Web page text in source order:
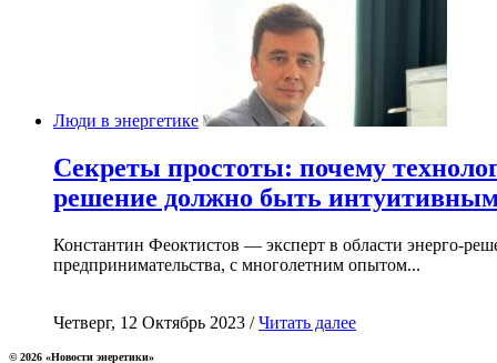
Люди в энергетике
Секреты простоты: почему
решение должно быть
Константин Феоктистов — эксперт в области энерго-
предпринимательства, с многолетним опытом...
Четверг, 12 Октябрь 2023 /Читать далее
© 2026 «Новости энеретики»